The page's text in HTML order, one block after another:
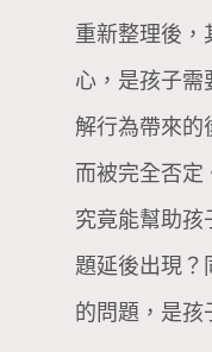
重新整理後，
心，是孩子需
解行為帶來的
而被完全否定
究竟能幫助孩
題延後出現？
的問題，是孩